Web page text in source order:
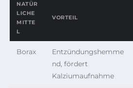
NATÜR
LICHE
MITTE
L
VORTEIL
Borax
Entzündungshemme
nd, fördert
Kalziumaufnahme